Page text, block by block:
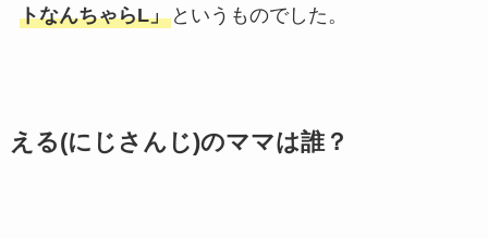
トなんちゃらL」というものでした。
える(にじさんじ)のママは誰？